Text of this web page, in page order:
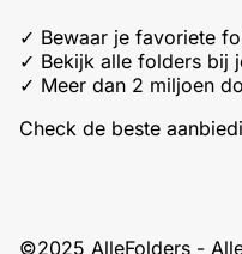
✓ Bewaar je favoriete
✓ Bekijk alle folders bij
✓ Meer dan 2 miljoen
Check de beste
©2025 AlleFolders -